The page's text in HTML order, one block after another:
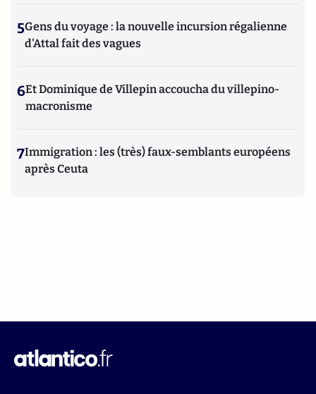
5Gens du voyage : la nouvelle incursion régalienne
d'Attal fait des vagues
6Et Dominique de Villepin accoucha du villepino-
macronisme
7Immigration : les (très) faux-semblants européens
après Ceuta